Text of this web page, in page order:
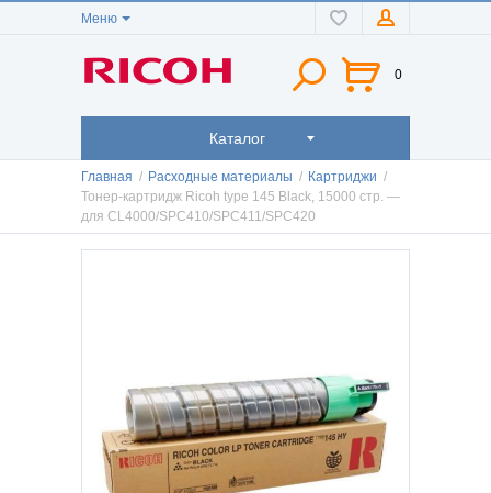
Меню
0
Каталог
Главная / Расходные материалы / Картриджи /
Тонер-картридж Ricoh type 145 Black, 15000 стр. —
для CL4000/SPC410/SPC411/SPC420